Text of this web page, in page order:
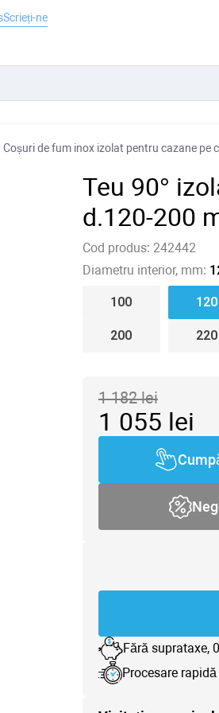
Scrieți-ne
Coșuri de fum inox izolat pentru cazane pe
Teu 90°
d.120-200
Cod produs: 242442
Diametru interior, mm:
100 120
200 220
1 182lei
1 055 lei
Fără suprataxe,
Procesare rapidă